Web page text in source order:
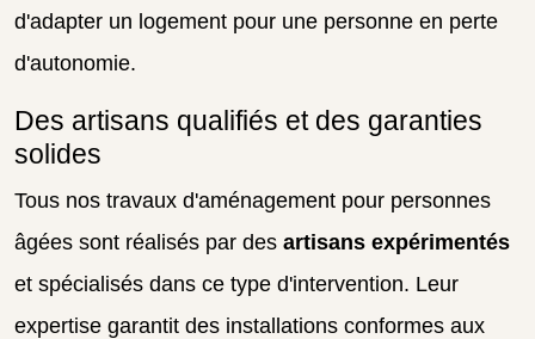
d'adapter un logement pour une personne en perte
d'autonomie.
Des artisans qualifiés et des garanties
solides
Tous nos travaux d'aménagement pour personnes
âgées sont réalisés par des artisans expérimentés
et spécialisés dans ce type d'intervention. Leur
expertise garantit des installations conformes aux